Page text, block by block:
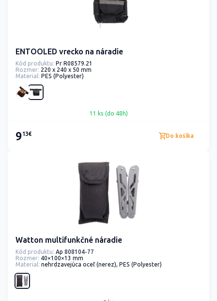
ENTOOLED vrecko na náradie
Kód produktu: Pr R08579.21
Rozmer: 220 x 240 x 50 mm
Material: PES (Polyester)
11 ks (do 48h)
913€ Do košíka
Watton multifunkčné náradie
Kód produktu: Ap 808104-77
Rozmer: 40×100×13 mm
Material: nehrdzavejúca oceľ (nerez), PES (Polyester)